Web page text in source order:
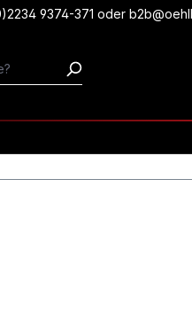
9374-371 oder